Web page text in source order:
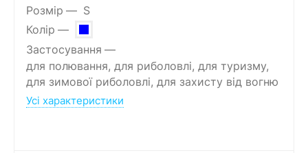
Розмір
S
Колір
Застосування
для полювання, для риболовлі, для туризму,
для зимової риболовлі, для захисту від вогню
Усі характеристики